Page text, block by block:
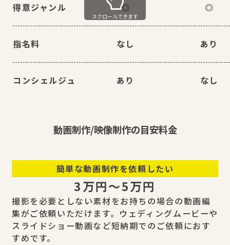
得意ジャンル ◎ ◎
指名料 なし あり
コンシェルジュ あり なし
スクロールできます
動画制作/映像制作の目安料金
簡単な動画制作を依頼したい
3万円〜5万円
撮影を必要としない素材をお持ちの場合の動画編
集がご依頼いただけます。ウェディングムービーや
スライドショー動画など短納期でのご依頼におす
すめです。